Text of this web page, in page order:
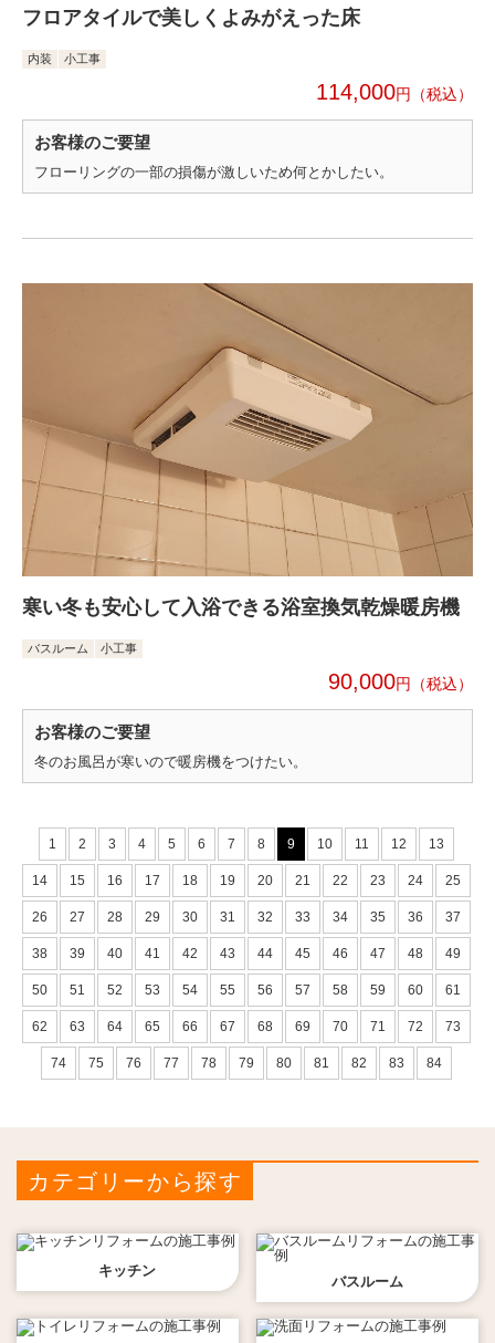
フロアタイルで美しくよみがえった床
内装 小工事
114,000円
お客様のご要望
フローリングの一部の損傷が激しいため何とかしたい。
寒い冬も安心して入浴できる浴室換気乾燥暖房機
バスルーム 小工事
90,000円
お客様のご要望
冬のお風呂が寒いので暖房機をつけたい。
1 2 3 4 5 6 7 8 9 10 11 12 13
14 15 16 17 18 19 20 21 22 23 24 25
26 27 28 29 30 31 32 33 34 35 36 37
38 39 40 41 42 43 44 45 46 47 48 49
50 51 52 53 54 55 56 57 58 59 60 61
62 63 64 65 66 67 68 69 70 71 72 73
74 75 76 77 78 79 80 81 82 83 84
カテゴリーから探す
キッチン
バスルーム